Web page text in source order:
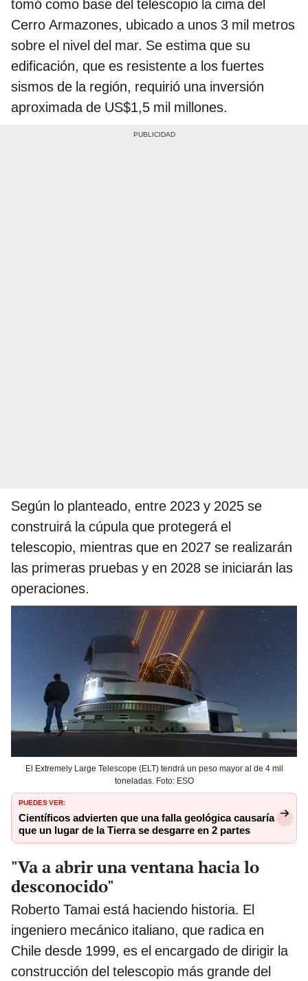
tomó como base del telescopio la cima del
Cerro Armazones, ubicado a unos 3 mil metros
sobre el nivel del mar. Se estima que su
edificación, que es resistente a los fuertes
sismos de la región, requirió una inversión
aproximada de US$1,5 mil millones.
Según lo planteado, entre 2023 y 2025 se
construirá la cúpula que protegerá el
telescopio, mientras que en 2027 se realizarán
las primeras pruebas y en 2028 se iniciarán las
operaciones.
El Extremely Large Telescope (ELT) tendrá un peso mayor al de 4 mil
toneladas. Foto: ESO
PUEDES VER:
Científicos advierten que una falla geológica causaría
que un lugar de la Tierra se desgarre en 2 partes
"Va a abrir una ventana hacia lo
desconocido"
Roberto Tamai está haciendo historia. El
ingeniero mecánico italiano, que radica en
Chile desde 1999, es el encargado de dirigir la
construcción del telescopio más grande del